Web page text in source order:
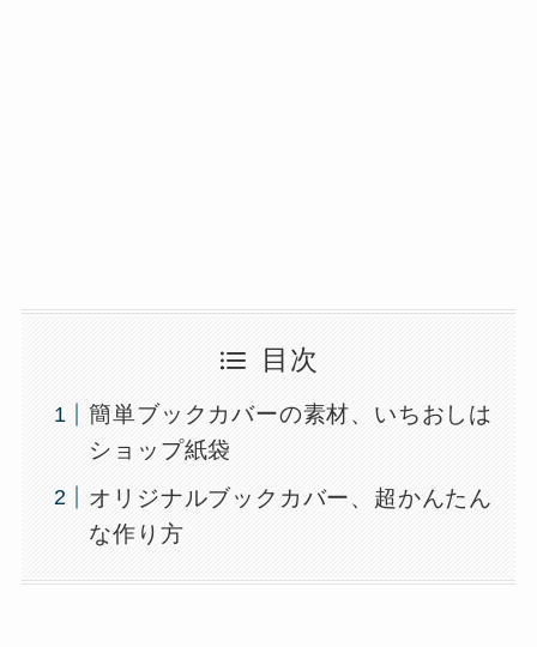
目次
簡単ブックカバーの素材、いちおしは
ショップ紙袋
オリジナルブックカバー、超かんたん
な作り方